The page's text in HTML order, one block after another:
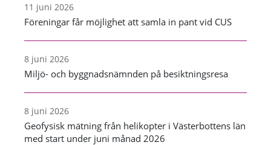
11 juni 2026
Föreningar får möjlighet att samla in pant vid CUS
8 juni 2026
Miljö- och byggnadsnämnden på besiktningsresa
8 juni 2026
Geofysisk mätning från helikopter i Västerbottens län
med start under juni månad 2026